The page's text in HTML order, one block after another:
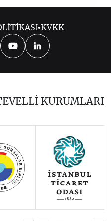
2020MART 2020
MAYIS 2020
2020
2020
•KVKK
KURUMLARI